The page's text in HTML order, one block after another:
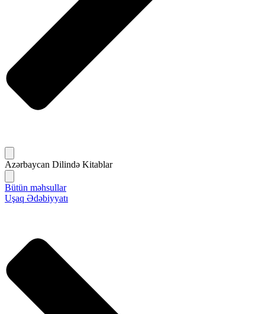
Azərbaycan Dilində Kitablar
Bütün məhsullar
Uşaq Ədəbiyyatı